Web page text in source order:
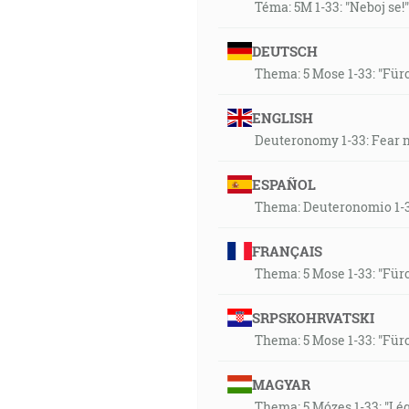
10:20
Verný je ten, ktorý vás volá,
11:01
Nože vidz, Hospodin, tvoj
o tebe. Neboj sa ani sa
12:25
Lebo všetky zasľúbenia
jeho sinavicou sme uzdravení.
Verný je ten, ktorý vás volá,
Ak zostanete vo mne, a
14:48
Téma: 5M 1-33: "Neboj se!"
DEUTSCH
Thema: 5 Mose 1-33:
ENGLISH
Deuteronomy 1-33: Fear
ESPAÑOL
Thema: Deuteronomio 1-
FRANÇAIS
Thema: 5 Mose 1-33:
SRPSKOHRVATSKI
Thema: 5 Mose 1-33:
MAGYAR